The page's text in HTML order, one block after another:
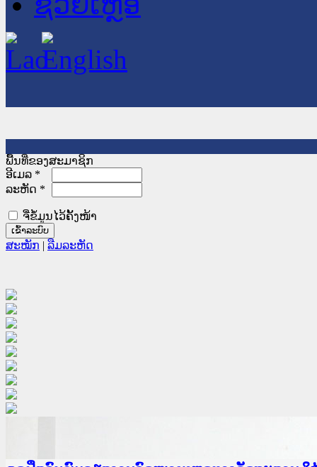
ພື້ນທີ່ຂອງສະມາຊິກ
ອີເມລ *
ລະຫັດ *
ຈື່ຂໍ້ມູນໄວ້ຄັ້ງໜ້າ
ສະໝັກ | ລືມລະຫັດ